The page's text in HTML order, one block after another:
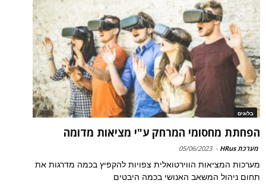
בלוגים
הפחתת מחסומי המרחק ע"י מציאות מדומה
מערכת HRus -
05/06/2023
מערכות המציאות הווירטואלית צפויות להקפיץ בכמה מדרגות את
תחום ניהול המשאב האנושי בכמה היבטים